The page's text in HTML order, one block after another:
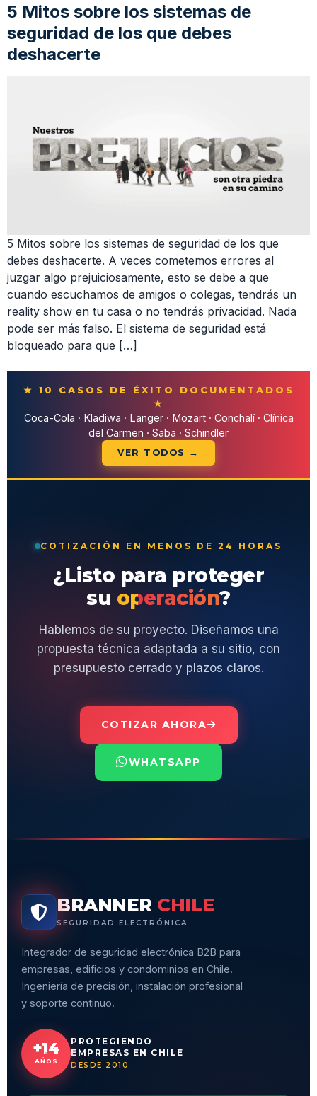
5 Mitos sobre los sistemas de
seguridad de los que debes
deshacerte
5 Mitos sobre los sistemas de seguridad de los que
debes deshacerte. A veces cometemos errores al
juzgar algo prejuiciosamente, esto se debe a que
cuando escuchamos de amigos o colegas, tendrás un
reality show en tu casa o no tendrás privacidad. Nada
pode ser más falso. El sistema de seguridad está
bloqueado para que […]
★ 10 CASOS DE ÉXITO DOCUMENTADOS
★
Coca-Cola · Kladiwa · Langer · Mozart · Conchalí · Clínica
del Carmen · Saba · Schindler
VER TODOS →
COTIZACIÓN EN MENOS DE 24 HORAS
¿Listo para proteger
su operación?
Hablemos de su proyecto. Diseñamos una
propuesta técnica adaptada a su sitio, con
presupuesto cerrado y plazos claros.
COTIZAR AHORA
WHATSAPP
BRANNER CHILE
SEGURIDAD ELECTRÓNICA
Integrador de seguridad electrónica B2B para
empresas, edificios y condominios en Chile.
Ingeniería de precisión, instalación profesional
y soporte continuo.
+14
AÑOS
PROTEGIENDO
EMPRESAS EN CHILE
DESDE 2010